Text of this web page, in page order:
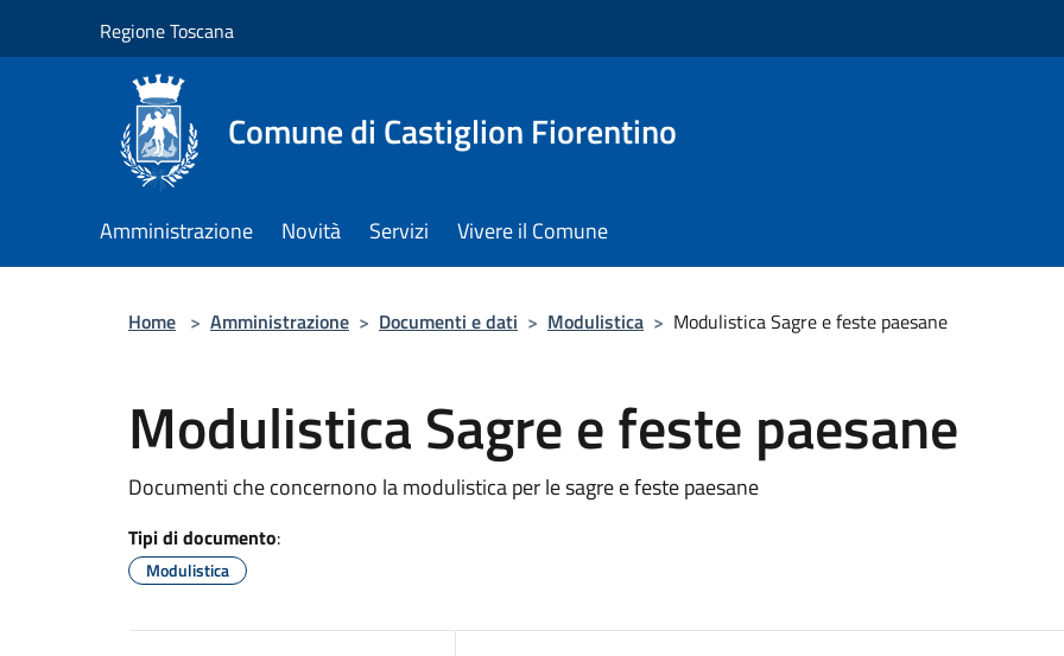
Regione Toscana
Comune di Castiglion Fiorentino
Amministrazione Novità Servizi Vivere il Comune
Home > Amministrazione > Documenti e dati > Modulistica > Modulistica Sagre e feste paesane
Modulistica Sagre e feste paesane
Documenti che concernono la modulistica per le sagre e feste paesane
Tipi di documento:
Modulistica